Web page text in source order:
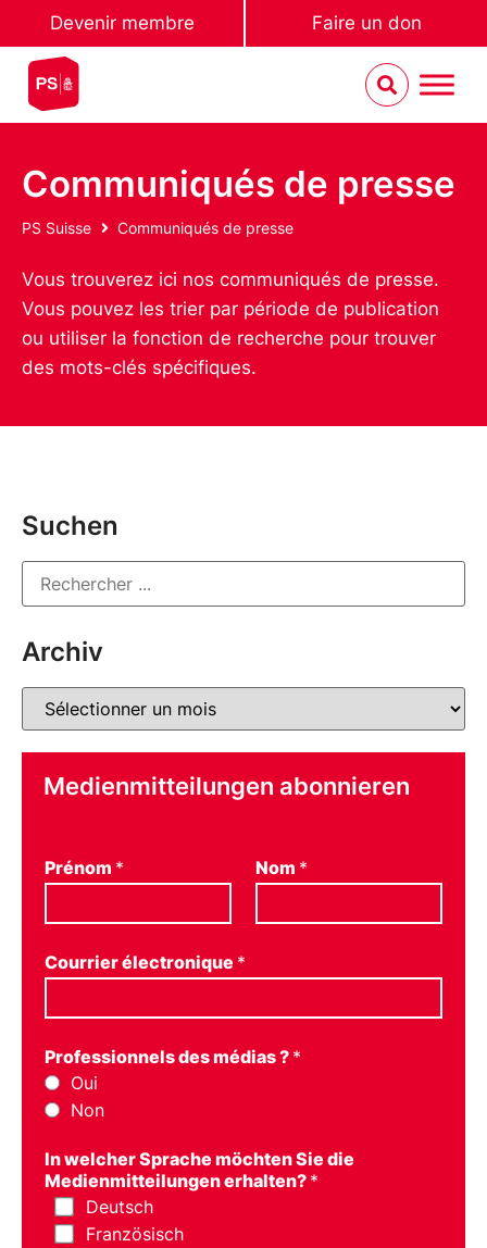
Devenir membre Faire un don
Communiqués de presse
PS Suisse Communiqués de presse
Vous trouverez ici nos communiqués de presse.
Vous pouvez les trier par période de publication
ou utiliser la fonction de recherche pour trouver
des mots-clés spécifiques.
Suchen
Archiv
Medienmitteilungen abonnieren
Prénom * Nom *
Courrier électronique *
Professionnels des médias ? *
Oui
Non
In welcher Sprache möchten Sie die
Medienmitteilungen erhalten? *
Deutsch
Französisch